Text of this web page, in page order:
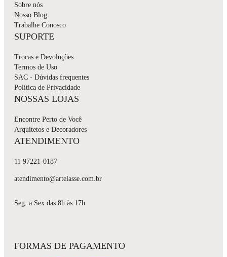
Sobre nós
Nosso Blog
Trabalhe Conosco
SUPORTE
Trocas e Devoluções
Termos de Uso
SAC - Dúvidas frequentes
Política de Privacidade
NOSSAS LOJAS
Encontre Perto de Você
Arquitetos e Decoradores
ATENDIMENTO
11 97221-0187
atendimento@artelasse.com.br
Seg. a Sex das 8h às 17h
FORMAS DE PAGAMENTO